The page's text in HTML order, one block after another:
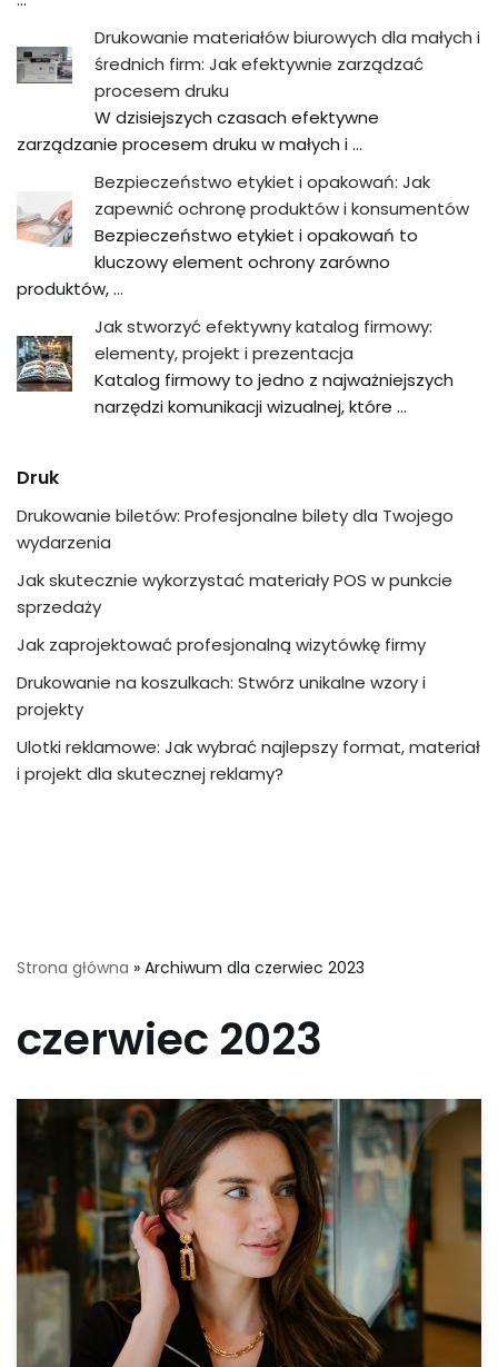
Drukowanie materiałów biurowych dla małych i
średnich firm: Jak efektywnie zarządzać
procesem druku
W dzisiejszych czasach efektywne
zarządzanie procesem druku w małych i …
Bezpieczeństwo etykiet i opakowań: Jak
zapewnić ochronę produktów i konsumentów
Bezpieczeństwo etykiet i opakowań to
kluczowy element ochrony zarówno
produktów, …
Jak stworzyć efektywny katalog firmowy:
elementy, projekt i prezentacja
Katalog firmowy to jedno z najważniejszych
narzędzi komunikacji wizualnej, które …
Druk
Drukowanie biletów: Profesjonalne bilety dla Twojego
wydarzenia
Jak skutecznie wykorzystać materiały POS w punkcie
sprzedaży
Jak zaprojektować profesjonalną wizytówkę firmy
Drukowanie na koszulkach: Stwórz unikalne wzory i
projekty
Ulotki reklamowe: Jak wybrać najlepszy format, materiał
i projekt dla skutecznej reklamy?
Strona główna » Archiwum dla czerwiec 2023
czerwiec 2023